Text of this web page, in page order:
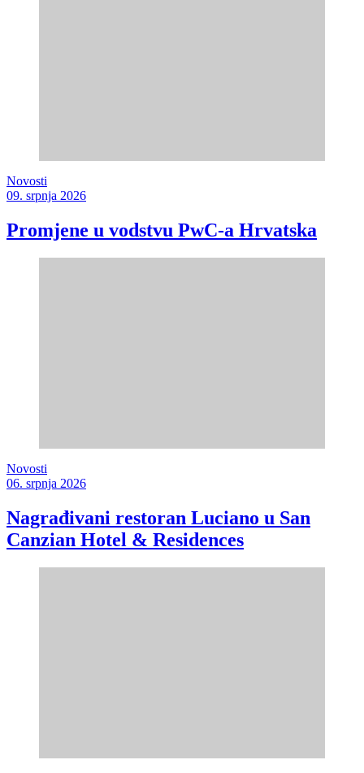
Novosti
09. srpnja 2026
Promjene u vodstvu PwC-a Hrvatska
Novosti
06. srpnja 2026
Nagrađivani restoran Luciano u San
Canzian Hotel & Residences